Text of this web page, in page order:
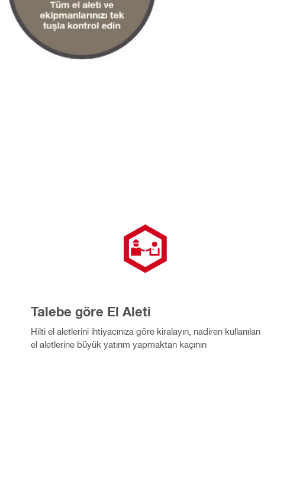
Talebe göre El Aleti
Hilti el aletlerini ihtiyacınıza göre kiralayın, nadiren kullanılan
el aletlerine büyük yatırım yapmaktan kaçının